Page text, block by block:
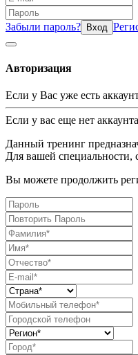
Забыли пароль? Вход
Авторизация
Если у Вас уже есть
Если у вас еще нет
Данный тренинг
Для вашей специальности,
Вы можете продолжить